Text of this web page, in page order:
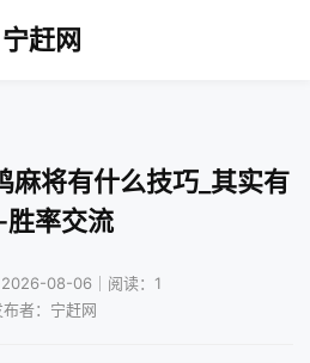
宁赶网
麻将有什么技巧_其实有
胜率交流
2026-08-06｜阅读：1
布者：宁赶网